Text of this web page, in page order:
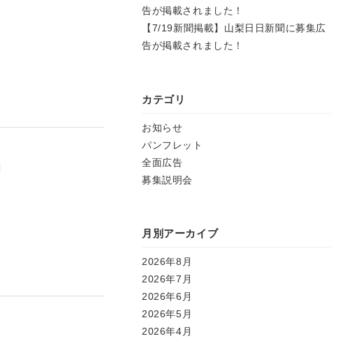
告が掲載されました！
【7/19新聞掲載】山梨日日新聞に募集広
告が掲載されました！
カテゴリ
お知らせ
パンフレット
全面広告
募集説明会
月別アーカイブ
2026年8月
2026年7月
2026年6月
2026年5月
2026年4月